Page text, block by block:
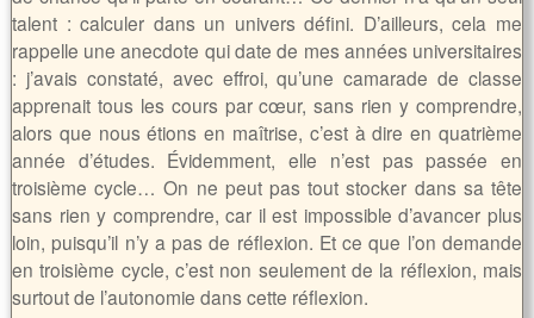
talent : calculer dans un univers défini. D’ailleurs, cela me
rappelle une anecdote qui date de mes années universitaires
: j’avais constaté, avec effroi, qu’une camarade de classe
apprenait tous les cours par cœur, sans rien y comprendre,
alors que nous étions en maîtrise, c’est à dire en quatrième
année d’études. Évidemment, elle n’est pas passée en
troisième cycle… On ne peut pas tout stocker dans sa tête
sans rien y comprendre, car il est impossible d’avancer plus
loin, puisqu’il n’y a pas de réflexion. Et ce que l’on demande
en troisième cycle, c’est non seulement de la réflexion, mais
surtout de l’autonomie dans cette réflexion.